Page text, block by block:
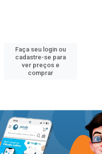
Faça seu login ou
cadastre-se para
ver preços e
comprar